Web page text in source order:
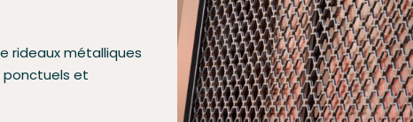
rideaux métalliques
ponctuels et